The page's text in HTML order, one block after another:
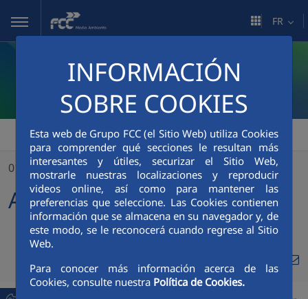
Saut au contenu principal
INFORMACIÓN
SOBRE COOKIES
Esta web de Grupo FCC (el Sitio Web) utiliza Cookies
para comprender qué secciones le resultan más
interesantes y útiles, securizar el Sitio Web,
mostrarle nuestras localizaciones y reproducir
videos online, así como para mantener las
preferencias que seleccione. Las Cookies contienen
información que se almacena en su navegador y, de
este modo, se le reconocerá cuando regrese al Sitio
Web.
Para conocer más información acerca de las
Cookies, consulte nuestra Política de Cookies.
FR
FCC Medio Ambiente > AMUNT VALÈNCIA!
01/11/2024
AMUNT VALÈNCIA!
Compartir en
Compartir en
Compartir